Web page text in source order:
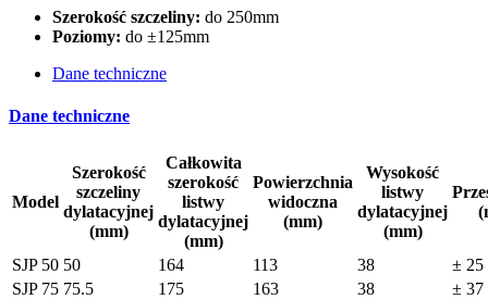
Szerokość szczeliny: do 250mm
Poziomy: do ±125mm
Dane techniczne
Dane techniczne
Model
Szerokość
szczeliny
dylatacyjnej
(mm)
Całkowita
szerokość
listwy
dylatacyjnej
(mm)
Powierzchnia
widoczna
(mm)
Wysokość
listwy
dylatacyjnej
(mm)
SJP 50 50 164 113 38
± 25
SJP 75 75.5 175 163 38
± 37